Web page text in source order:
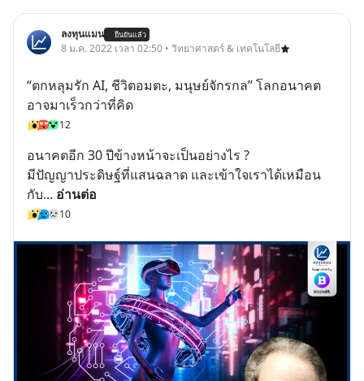
ลงทุนแมน ยืนยันแล้ว
8 ม.ค. 2022 เวลา 02:50 • วิทยาศาสตร์ & เทคโนโลยี
“ตกหลุมรัก AI, ชีวิตอมตะ, มนุษย์จักรกล” โลกอนาคต
อาจมาเร็วกว่าที่คิด
12
อนาคตอีก 30 ปีข้างหน้าจะเป็นอย่างไร ?
มีปัญญาประดิษฐ์ที่แสนฉลาด และเข้าใจเราได้เหมือน
กับ... อ่านต่อ
10